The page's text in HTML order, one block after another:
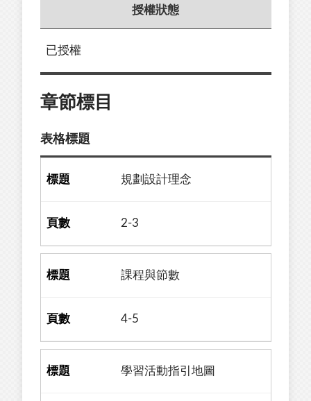
授權狀態
已授權
章節標目
表格標題
規劃設計理念
2-3
課程與節數
4-5
學習活動指引地圖